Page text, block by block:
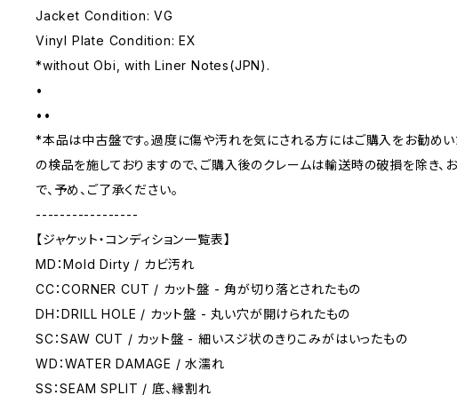
Jacket Condition: VG
Vinyl Plate Condition: EX
*without Obi, with Liner Notes(JPN).
•
••
*本品は中古盤です。過度に傷や汚れを気にされる方にはご購入をお勧めい
の検品を施しておりますので、ご購入後のクレームは輸送時の破損を除き、
で、予め、ご了承ください。
-----------------
【ジャケット・コンディション一覧表】
MD：Mold Dirty / カビ汚れ
CC：CORNER CUT / カット盤 - 角が切り落とされたもの
DH：DRILL HOLE / カット盤 - 丸い穴が開けられたもの
SC：SAW CUT / カット盤 - 細いスジ状のきりこみがはいったもの
WD：WATER DAMAGE / 水濡れ
SS：SEAM SPLIT / 底、縁割れ